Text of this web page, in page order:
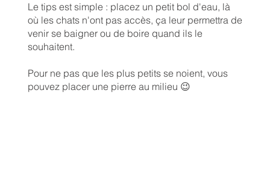
Le tips est simple : placez un petit bol d'eau, là
où les chats n'ont pas accès, ça leur permettra de
venir se baigner ou de boire quand ils le
souhaitent.
Pour ne pas que les plus petits se noient, vous
pouvez placer une pierre au milieu 😉